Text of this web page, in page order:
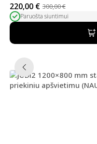
300,00€
Pradinė
kaina
buvo:
300,00 €.
220,00 €
Dabartinė
kaina
yra:
220,00 €.
Paruošta siuntimui